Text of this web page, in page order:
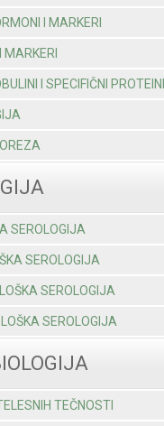
I MARKERI
I SPECIFIČNI PROTEINI
SEROLOGIJA
SEROLOGIJA
SEROLOGIJA
SEROLOGIJA
TEČNOSTI